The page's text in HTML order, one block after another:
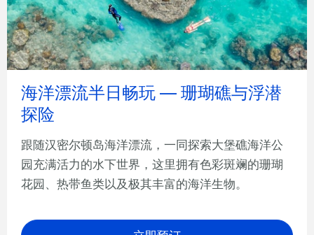
海洋漂流半日畅玩 — 珊瑚礁与浮潜
探险
跟随汉密尔顿岛海洋漂流，一同探索大堡礁海洋公
园充满活力的水下世界，这里拥有色彩斑斓的珊瑚
花园、热带鱼类以及极其丰富的海洋生物。